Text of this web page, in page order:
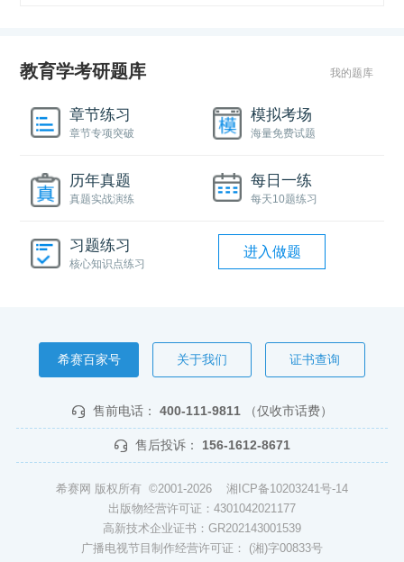
教育学考研题库 我的题库
章节练习
章节专项突破
模拟考场
海量免费试题
历年真题
真题实战演练
每日一练
每天10题练习
习题练习
核心知识点练习
进入做题
希赛百家号 关于我们 证书查询
售前电话： 400-111-9811 （仅收市话费）
售后投诉： 156-1612-8671
希赛网 版权所有 ©2001-2026 湘ICP备10203241号-14
出版物经营许可证：4301042021177
高新技术企业证书：GR202143001539
广播电视节目制作经营许可证： (湘)字00833号